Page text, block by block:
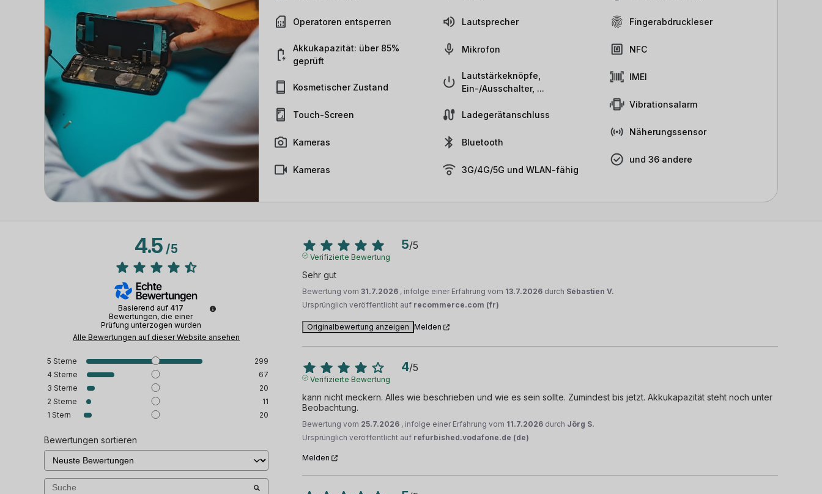
Operatoren entsperren
Akkukapazität: über 85%
geprüft
Kosmetischer Zustand
Touch-Screen
Kameras
Kameras
Lautsprecher
Mikrofon
Lautstärkeknöpfe,
Ein-/Ausschalter, ...
Ladegerätanschluss
Bluetooth
3G/4G/5G und WLAN-fähig
Fingerabdruckleser
NFC
IMEI
Vibrationsalarm
Näherungssensor
und 36 andere
4.5/5
Basierend auf 417
Bewertungen, die einer
Prüfung unterzogen wurden
Alle Bewertungen auf dieser Website ansehen
5 Sterne
299
4 Sterne
67
3 Sterne
20
2 Sterne
11
1 Stern 20
Bewertungen sortieren
5/5
Verifizierte Bewertung
Sehr gut
Bewertung vom31.7.2026 , infolge einer Erfahrung vom 13.7.2026 durch Sébastien V.
Ursprünglich veröffentlicht auf recommerce.com (fr)
Originalbewertung anzeigen Melden
4/5
Verifizierte Bewertung
kann nicht meckern. Alles wie beschrieben und wie es sein sollte. Zumindest bis jetzt. Akkukapazität steht noch unter
Beobachtung.
Bewertung vom 25.7.2026 , infolge einer Erfahrung vom 11.7.2026 durch Jörg S.
Ursprünglich veröffentlicht auf refurbished.vodafone.de (de)
Melden